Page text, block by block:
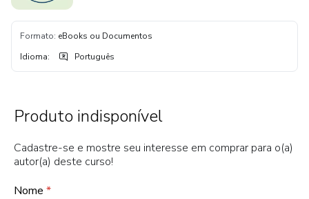
Formato: eBooks ou Documentos
Idioma: Português
Produto indisponível
Cadastre-se e mostre seu interesse em comprar para o(a)
autor(a) deste curso!
Nome *